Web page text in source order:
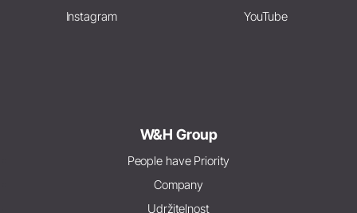
Instagram YouTube
W&H Group
People have Priority
Company
Udržitelnost